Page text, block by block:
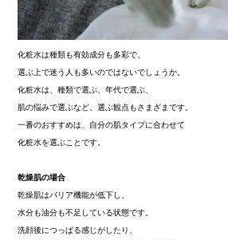
化粧水は種類も有効成分も多彩で、
選ぶ上で迷う人も多いのではないでしょうか。
化粧水は、種類で選ぶ、年代で選ぶ、
肌の悩みで選ぶなど、選ぶ観点もさまざまです。
一番のおすすめは、自分の肌タイプに合わせて
化粧水を選ぶことです。
乾燥肌の場合
乾燥肌はバリア機能が低下し、
水分も油分も不足している状態です。
洗顔後につっぱる感じがしたり、